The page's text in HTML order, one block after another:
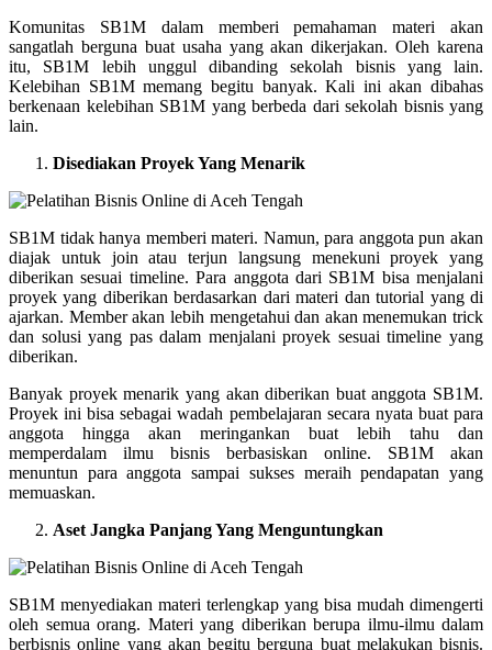
Komunitas SB1M dalam memberi pemahaman materi akan
sangatlah berguna buat usaha yang akan dikerjakan. Oleh karena
itu, SB1M lebih unggul dibanding sekolah bisnis yang lain.
Kelebihan SB1M memang begitu banyak. Kali ini akan dibahas
berkenaan kelebihan SB1M yang berbeda dari sekolah bisnis yang
lain.
Disediakan Proyek Yang Menarik
SB1M tidak hanya memberi materi. Namun, para anggota pun akan
diajak untuk join atau terjun langsung menekuni proyek yang
diberikan sesuai timeline. Para anggota dari SB1M bisa menjalani
proyek yang diberikan berdasarkan dari materi dan tutorial yang di
ajarkan. Member akan lebih mengetahui dan akan menemukan trick
dan solusi yang pas dalam menjalani proyek sesuai timeline yang
diberikan.
Banyak proyek menarik yang akan diberikan buat anggota SB1M.
Proyek ini bisa sebagai wadah pembelajaran secara nyata buat para
anggota hingga akan meringankan buat lebih tahu dan
memperdalam ilmu bisnis berbasiskan online. SB1M akan
menuntun para anggota sampai sukses meraih pendapatan yang
memuaskan.
Aset Jangka Panjang Yang Menguntungkan
SB1M menyediakan materi terlengkap yang bisa mudah dimengerti
oleh semua orang. Materi yang diberikan berupa ilmu-ilmu dalam
berbisnis online yang akan begitu berguna buat melakukan bisnis.